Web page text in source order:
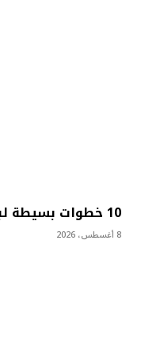
10 خطوات بسيطة لبناء شركة بملايين الدولارات
8 أغسطس، 2026